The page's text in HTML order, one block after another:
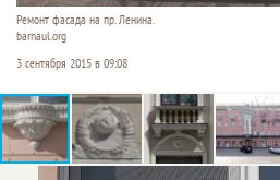
Ремонт фасада на пр. Ленина.
barnaul.org
3 сентября 2015 в 09:08